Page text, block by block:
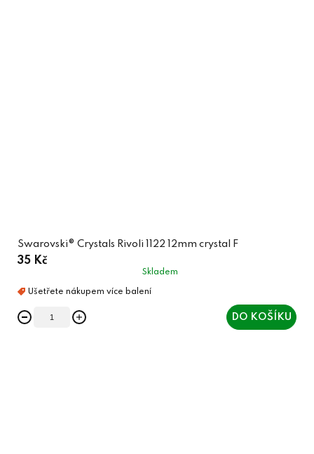
Swarovski® Crystals Rivoli 1122 12mm crystal F
35 Kč
Skladem
DO KOŠÍKU